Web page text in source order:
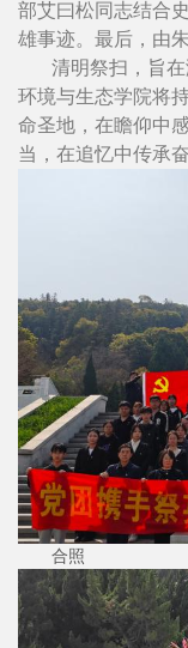
部艾曰松同志结合
雄事迹。最后，由
清明祭扫，旨
环境与生态学院将
命圣地，在瞻仰中
当，在追忆中传承
合照